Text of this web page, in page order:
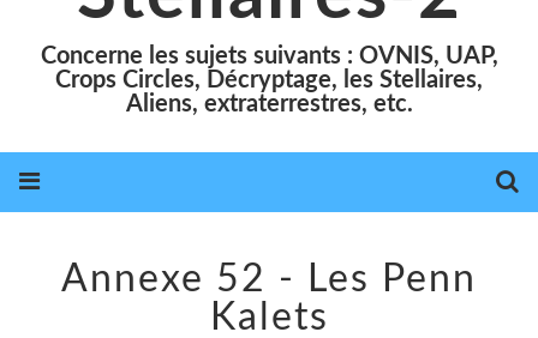
Concerne les sujets suivants : OVNIS, UAP,
Crops Circles, Décryptage, les Stellaires,
Aliens, extraterrestres, etc.
Annexe 52 - Les Penn
Kalets